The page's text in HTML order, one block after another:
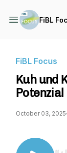
FiBL
FiBL Focus
Kuh und
Potenzial
October 03, 2025